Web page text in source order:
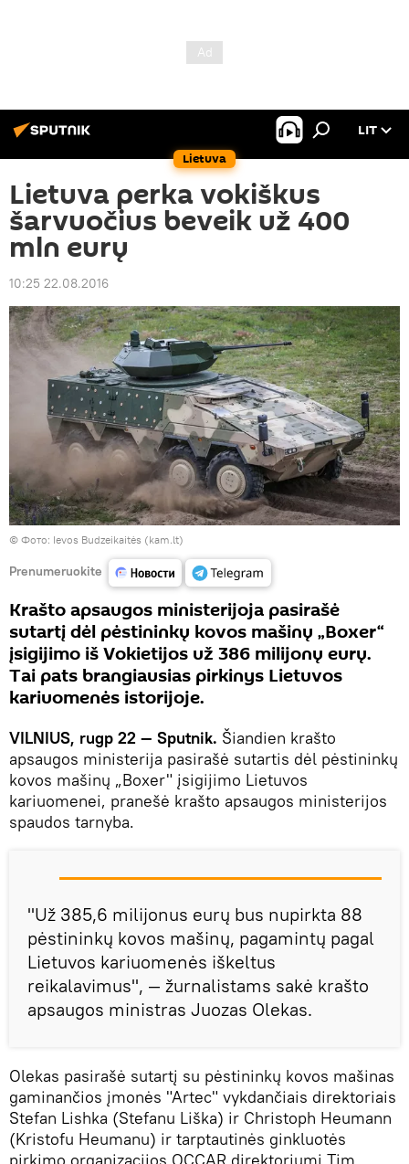
Lietuva
LIT
Lietuva perka vokiškus
šarvuočius beveik už 400
mln eurų
10:25 22.08.2016
© Фото: Ievos Budzeikaitės (kam.lt)
Prenumeruokite
Krašto apsaugos ministerijoja pasirašė
sutartį dėl pėstininkų kovos mašinų „Boxer“
įsigijimo iš Vokietijos už 386 milijonų eurų.
Tai pats brangiausias pirkinys Lietuvos
kariuomenės istorijoje.
VILNIUS, rugp 22 — Sputnik. Šiandien krašto
apsaugos ministerija pasirašė sutartis dėl pėstininkų
kovos mašinų „Boxer" įsigijimo Lietuvos
kariuomenei, pranešė krašto apsaugos ministerijos
spaudos tarnyba.
"Už 385,6 milijonus eurų bus nupirkta 88
pėstininkų kovos mašinų, pagamintų pagal
Lietuvos kariuomenės iškeltus
reikalavimus", — žurnalistams sakė krašto
apsaugos ministras Juozas Olekas.
Olekas pasirašė sutartį su pėstininkų kovos mašinas
gaminančios įmonės "Artec" vykdančiais direktoriais
Stefan Lishka (Stefanu Liška) ir Christoph Heumann
(Kristofu Heumanu) ir tarptautinės ginkluotės